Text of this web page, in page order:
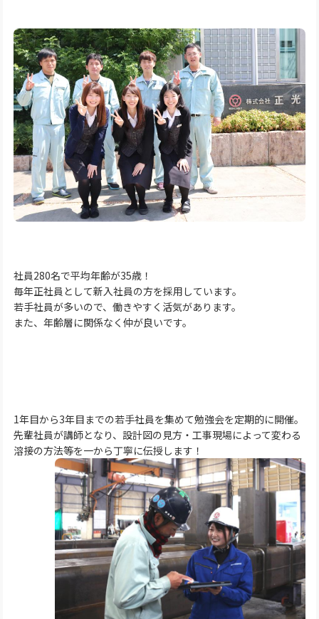
社員280名で平均年齢が35歳！
毎年正社員として新入社員の方を採用しています。
若手社員が多いので、働きやすく活気があります。
また、年齢層に関係なく仲が良いです。
1年目から3年目までの若手社員を集めて勉強会を定期的に開催。
先輩社員が講師となり、設計図の見方・工事現場によって変わる
溶接の方法等を一から丁寧に伝授します！